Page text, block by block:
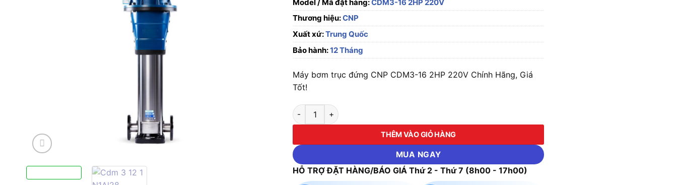
Model / Mã đặt hàng:CDM3-16 2HP 220V
Thương hiệu:CNP
Xuất xứ:Trung Quốc
Bảo hành:12 Tháng
Máy bơm trục đứng CNP CDM3-16 2HP 220V Chính Hãng, Giá
Tốt!
Máy bơm trục đứng CNP CDM3-16 2HP 220V số lượng
THÊM VÀO GIỎ HÀNG
MUA NGAY
HỖ TRỢ ĐẶT HÀNG/BÁO GIÁ Thứ 2 - Thứ 7 (8h00 - 17h00)